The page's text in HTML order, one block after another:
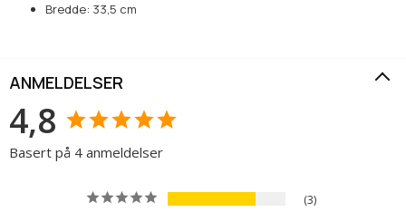
Bredde: 33,5 cm
ANMELDELSER
4,8
Basert på 4 anmeldelser
3